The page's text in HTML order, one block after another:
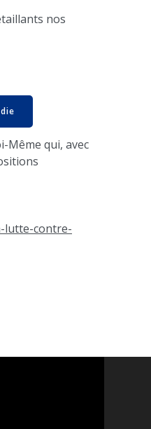
nos
Même qui, avec
lutte-contre-